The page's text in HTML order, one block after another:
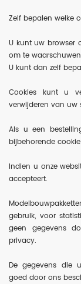
Zelf bepalen welke
U kunt uw browser
om te
U kunt dan zelf
Cookies kunt u
verwijderen van uw
Als u een
bijbehorende
Indien u onze
accepteert.
gebruik, voor
geen gegevens
privacy.
De gegevens die
goed door ons